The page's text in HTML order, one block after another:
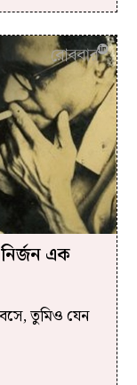
এক
তুমিও যেন